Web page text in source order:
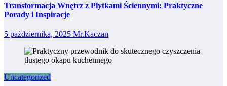
Transformacja Wnętrz z Płytkami Ściennymi: Praktyczne
Porady i Inspiracje
5 października, 2025 Mr.Kaczan
Uncategorized